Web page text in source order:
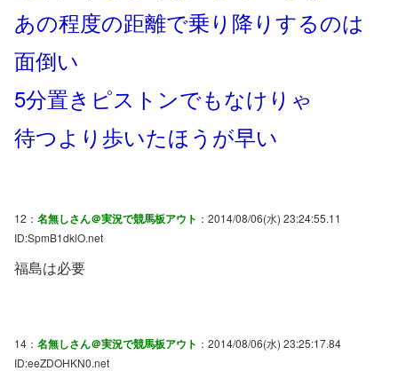
あの程度の距離で乗り降りするのは
面倒い
5分置きピストンでもなけりゃ
待つより歩いたほうが早い
12： 名無しさん＠実況で競馬板アウト ：2014/08/06(水) 23:24:55.11
ID:SpmB1dklO.net
福島は必要
14： 名無しさん＠実況で競馬板アウト ：2014/08/06(水) 23:25:17.84
ID:eeZDOHKN0.net